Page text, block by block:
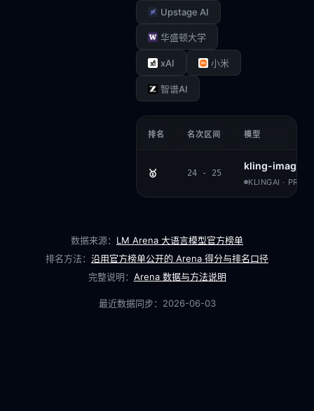
Upstage AI
华盛顿大学
xAI 小米
智谱AI
排名 名次区间 模型
🥇 24 - 25
kling-image-
KLINGAI ·
数据来源： LM Arena 大语言模型官方榜单
排名方法： 沿用官方榜单公开的 Arena 得分与排名口径
完整说明： Arena 数据与方法说明
最近数据同步： 2026-06-03